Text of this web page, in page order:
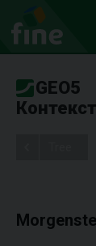
GEO5